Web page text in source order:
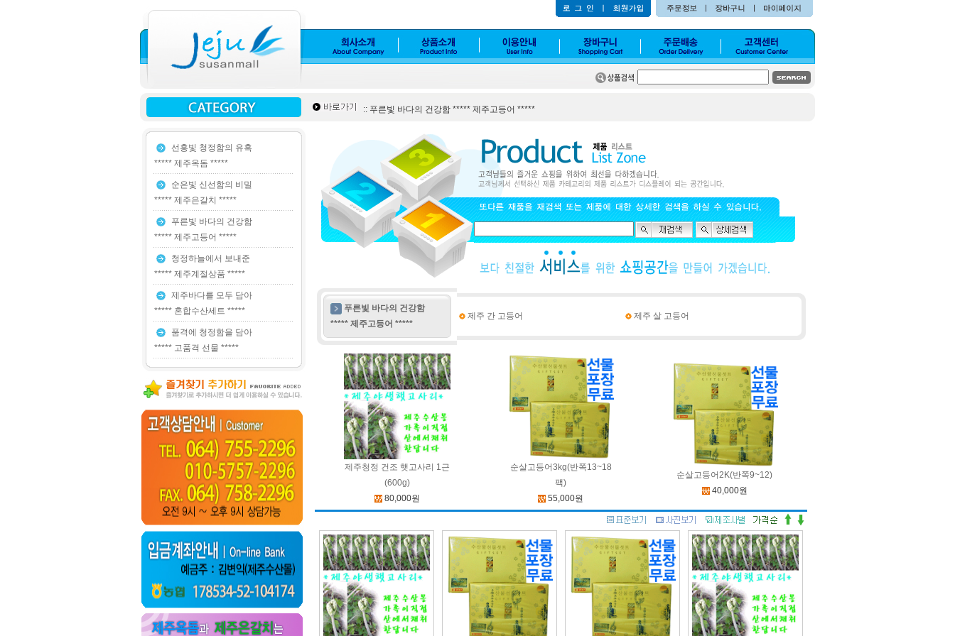
:: 푸른빛 바다의 건강함 ***** 제주고등어 *****
선홍빛 청정함의 유혹
***** 제주옥돔 *****
순은빛 신선함의 비밀
***** 제주은갈치 *****
푸른빛 바다의 건강함
***** 제주고등어 *****
청정하늘에서 보내준
***** 제주계절상품 *****
제주바다를 모두 담아
***** 혼합수산세트 *****
품격에 청정함을 담아
***** 고품격 선물 *****
푸른빛 바다의 건강함
***** 제주고등어 *****
제주 간 고등어 제주 살 고등어
제주청정 건조 햇고사리 1근
(600g)
80,000원
순살고등어3kg(반쪽13~18
팩)
55,000원
순살고등어2K(반쪽9~12)
40,000원